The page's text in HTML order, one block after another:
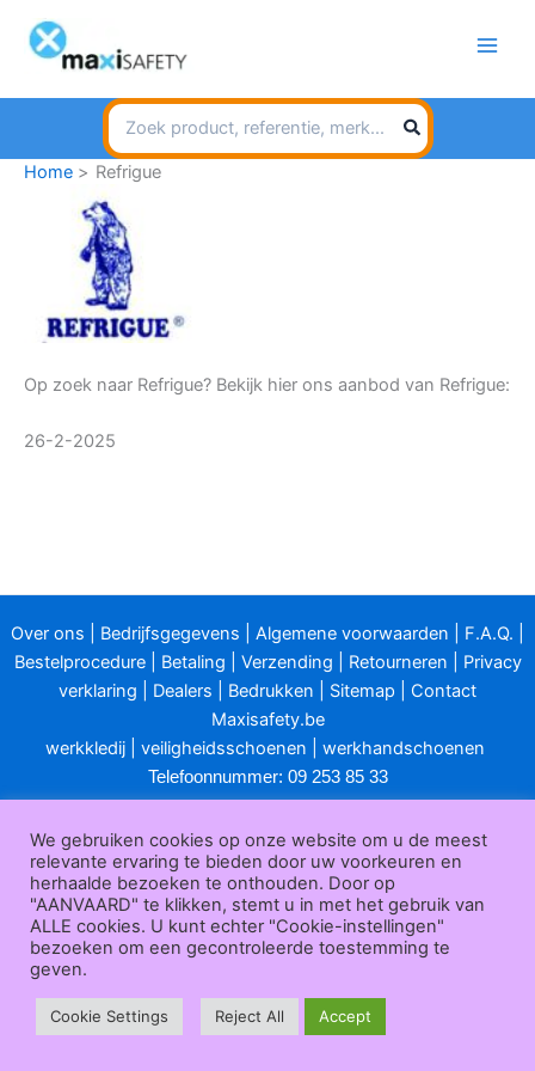
naar
inhoud
Search
for:
Home
Refrigue
Op zoek naar Refrigue? Bekijk hier ons aanbod van Refrigue:
26-2-2025
Over ons Bedrijfsgegevens Algemene voorwaarden F.A.Q.
Bestelprocedure| Betaling Verzending Retourneren
Privacy
verklaring
Dealers Bedrukken Sitemap
Contact
Maxisafety.be
werkkledij
veiligheidsschoenen werkhandschoenen
Telefoonnummer: 09 253 85 33
Openingsuren klantendienst:
van maandag t/m vrijdag van 8u00 tot 12u00 en van 13u00 tot
17u00.
Maxisafety.be © 2025
We gebruiken cookies op onze website om u de meest
relevante ervaring te bieden door uw voorkeuren en
herhaalde bezoeken te onthouden. Door op
"AANVAARD" te klikken, stemt u in met het gebruik van
ALLE cookies. U kunt echter "Cookie-instellingen"
bezoeken om een gecontroleerde toestemming te
geven.
Cookie Settings Reject All Accept